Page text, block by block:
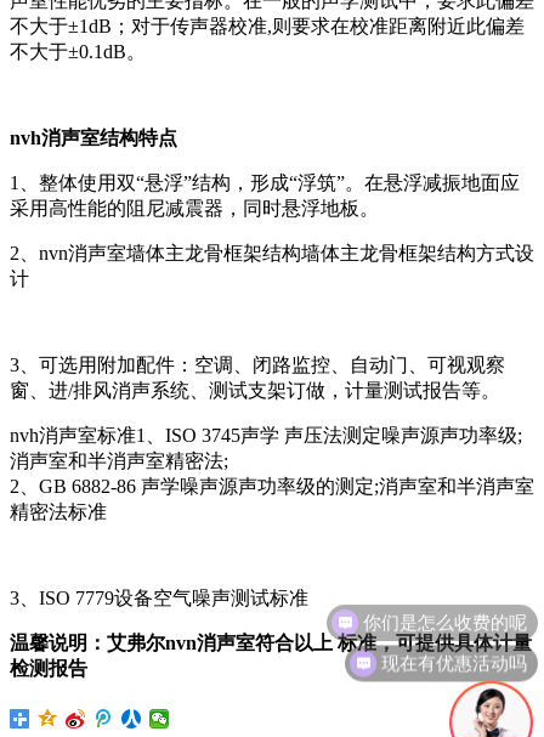
不大于±1dB；对于传声器校准,则要求在校准距离附近此偏差
不大于±0.1dB。
nvh消声室结构特点
1、整体使用双“悬浮”结构，形成“浮筑”。在悬浮减振地面应
采用高性能的阻尼减震器，同时悬浮地板。
2、nvn消声室墙体主龙骨框架结构墙体主龙骨框架结构方式设
计
3、可选用附加配件：空调、闭路监控、自动门、可视观察
窗、进/排风消声系统、测试支架订做，计量测试报告等。
nvh消声室标准1、ISO 3745声学 声压法测定噪声源声功率级;
消声室和半消声室精密法;
2、GB 6882-86 声学噪声源声功率级的测定;消声室和半消声室
精密法标准
3、ISO 7779设备空气噪声测试标准
温馨说明：艾弗尔nvn消声室符合以上 标准，可提供具体计量
检测报告
你们是怎么收费的呢
现在有优惠活动吗